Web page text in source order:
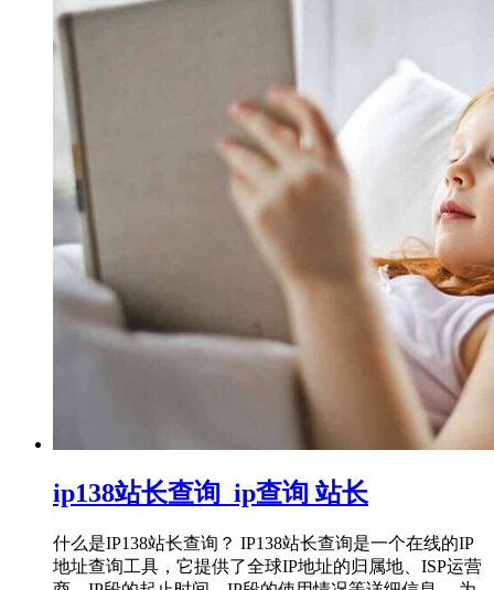
ip138站长查询_ip查询 站长
什么是IP138站长查询？ IP138站长查询是一个在线的IP
地址查询工具，它提供了全球IP地址的归属地、ISP运营